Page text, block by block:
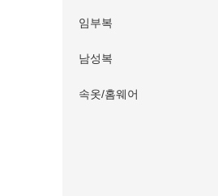
임부복
남성복
속옷/홈웨어